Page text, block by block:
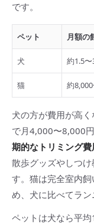
です。
ペット 月額の
犬 約1.5
猫 約
犬の方が費用が高
で月4,000〜8,000
期的なトリミング
散歩グッズやしつ
す。猫は完全室内
め、犬に比べてラン
ペットは犬なら平